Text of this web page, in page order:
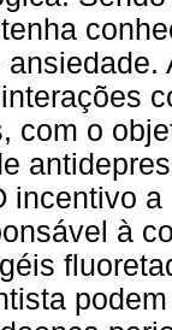
com o
incentivo
à